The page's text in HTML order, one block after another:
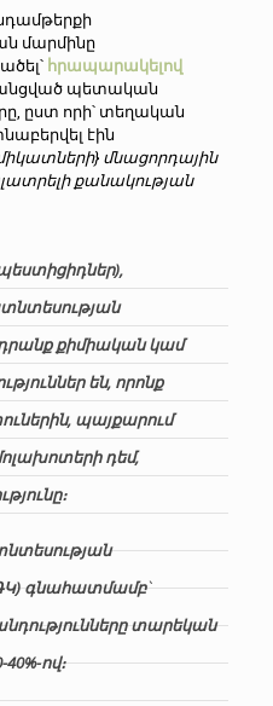
մարմինը
հրապարակելով
պետական
ըստ որի՝ տեղական
էին
մնացորդային
քանակության
քիմիական կամ
են, որոնք
պայքարում
դեմ,
գնահատմամբ՝
տարեկան
ով։